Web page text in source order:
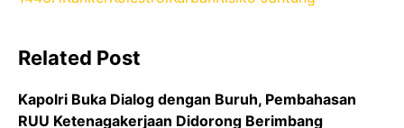
o
o
k
Related Post
Kapolri Buka Dialog dengan Buruh, Pembahasan
RUU Ketenagakerjaan Didorong Berimbang